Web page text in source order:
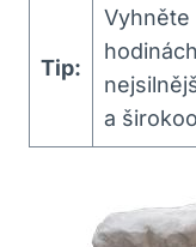
Tip:
Vyhněte
a